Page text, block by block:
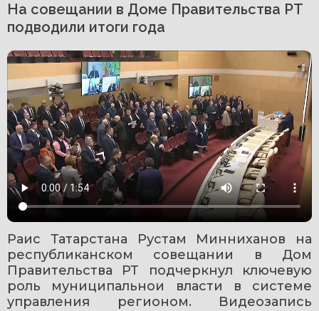
На совещании в Доме Правительства РТ
подводили итоги года
Раис Татарстана Рустам Минниханов на
республиканском совещании в Дом
Правительства РТ подчеркнул ключевую
роль муниципальнои власти в системе
управления регионом. Видеозапись